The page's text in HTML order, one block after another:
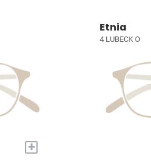
+
Etnia
4 LUBECK O